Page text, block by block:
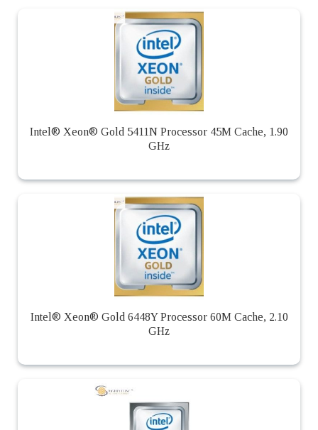
Intel® Xeon® Gold 5411N Processor 45M Cache, 1.90
GHz
Intel® Xeon® Gold 6448Y Processor 60M Cache, 2.10
GHz